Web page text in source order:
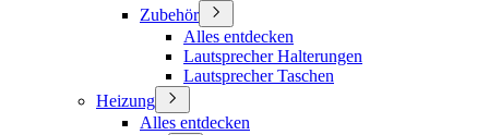
Zubehör
Alles entdecken
Lautsprecher Halterungen
Lautsprecher Taschen
Heizung
Alles entdecken